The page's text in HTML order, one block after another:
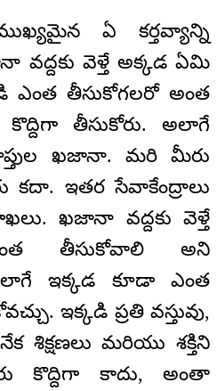
ఏ కర్తవ్యాన్ని
వెళ్తే అక్కడ ఏమి
ఎంత తీసుకోగలరో అంత
కొద్దిగా తీసుకోరు. అలాగే
ఖజానా. మరి మీరు
కదా. ఇతర సేవాకేంద్రాలు
ఖజానా వద్దకు వెళ్తే
తీసుకోవాలి అని
అలాగే ఇక్కడ కూడా ఎంత
ఇక్కడి ప్రతి వస్తువు,
శిక్షణలు మరియు శక్తిని
కొద్దిగా కాదు, అంతా